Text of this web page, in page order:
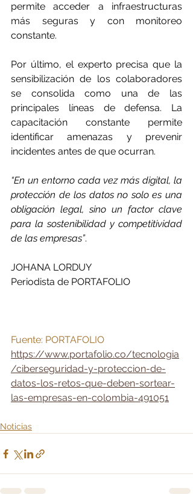
permite acceder a infraestructuras
más seguras y con monitoreo
constante.
Por último, el experto precisa que la
sensibilización de los colaboradores
se consolida como una de las
principales líneas de defensa. La
capacitación constante permite
identificar amenazas y prevenir
incidentes antes de que ocurran.
“En un entorno cada vez más digital, la
protección de los datos no solo es una
obligación legal, sino un factor clave
para la sostenibilidad y competitividad
de las empresas”.
JOHANA LORDUY
Periodista de PORTAFOLIO
Fuente: PORTAFOLIO
https://www.portafolio.co/tecnologia
/ciberseguridad-y-proteccion-de-
datos-los-retos-que-deben-sortear-
las-empresas-en-colombia-491051
Noticias